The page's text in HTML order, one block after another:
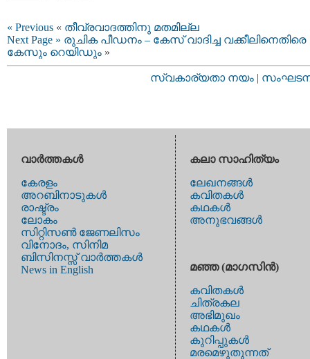
« Previous « തീവ്രവാദത്തിനു മതമില്ല
Next Page » രുചിക പീഡനം – കേസ്‌ വാദിച്ച വക്കീലിനെതിരെ
കേസും റെയിഡും »
സ്വകാര്യതാ നയം |
വാര്‍ത്തകള്‍
കേരളം
അറബിനാടുകള്‍
രാഷ്ട്രം
ലോകം
സിറ്റിസണ്‍ ജേണലിസം
വിനോദം, സിനിമ
ബിസിനസ്സ് വാര്‍ത്തകള്‍
News in English
കലാ സാഹിത്യം
ലേഖനങ്ങള്‍
കവിതകള്‍
കഥകള്‍
അനുഭവങ്ങള്‍
മഞ്ഞ (മാഗസിന്‍)
കവിതകള്‍
ചിത്രകല
അഭിമുഖം
കഥകള്‍
കുറിപ്പുകള്‍
മരമെഴുതുന്നത്